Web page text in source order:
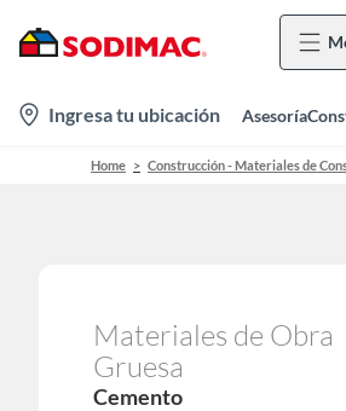
location-
icon
Ingresa tu ubicación Asesoría
Home Construcción - Materiales de
Materiales de Obra
Gruesa
Cemento